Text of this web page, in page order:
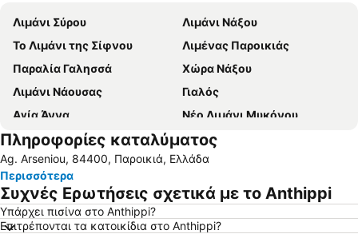
Λιμάνι Σύρου
Λιμάνι Νάξου
Το Λιμάνι της Σίφνου
Λιμένας Παροικιάς
Παραλία Γαλησσά
Χώρα Νάξου
Λιμάνι Νάουσας
Γιαλός
Αγία Άννα
Νέο Λιμάνι Μυκόνου
Αγκαθωπές
Βαπόρια
Άγιος Προκόπιος
Γλύφα
Πλατιά Πούντα ή Ιταλίδα
Χαλανδριανή
Βαθύ
Παλαιό Λιμάνι Μυκόνου
Παραλία Βάρης
Παραδοσιακός Οικισμός Ερμούπολης
Πληροφορίες καταλύματος
Ag. Arseniou, 84400, Παροικιά, Ελλάδα
Περισσότερα
Συχνές Ερωτήσεις σχετικά με το Anthippi
Υπάρχει πισίνα στο Anthippi?
Επιτρέπονται τα κατοικίδια στο Anthippi?